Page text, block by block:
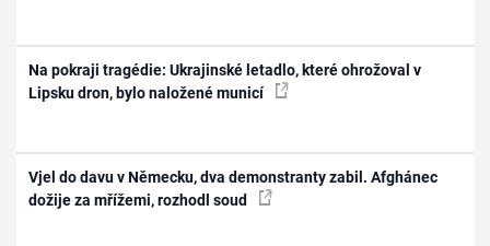
Na pokraji tragédie: Ukrajinské letadlo, které ohrožoval v
Lipsku dron, bylo naložené municí
Vjel do davu v Německu, dva demonstranty zabil. Afghánec
dožije za mřížemi, rozhodl soud